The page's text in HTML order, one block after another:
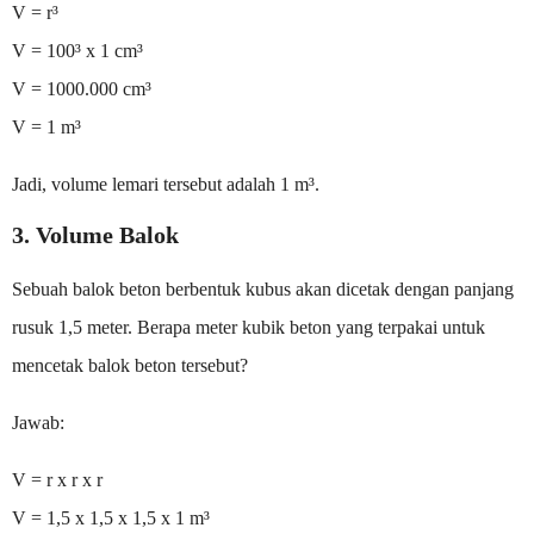
V = r³
V = 100³ x 1 cm³
V = 1000.000 cm³
V = 1 m³
Jadi, volume lemari tersebut adalah 1 m³.
3. Volume Balok
Sebuah balok beton berbentuk kubus akan dicetak dengan panjang
rusuk 1,5 meter. Berapa meter kubik beton yang terpakai untuk
mencetak balok beton tersebut?
Jawab:
V = r x r x r
V = 1,5 x 1,5 x 1,5 x 1 m³